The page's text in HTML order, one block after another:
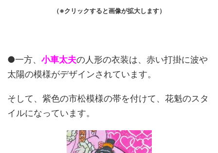
（※クリックすると画像が拡大します）
●一方、 小車太夫の人形の衣装は、赤い打掛に波や
太陽の模様がデザインされています。
そして、紫色の市松模様の帯を付けて、花魁のスタ
イルになっています。